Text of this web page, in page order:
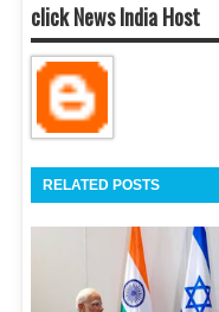
click News India Host
RELATED POSTS